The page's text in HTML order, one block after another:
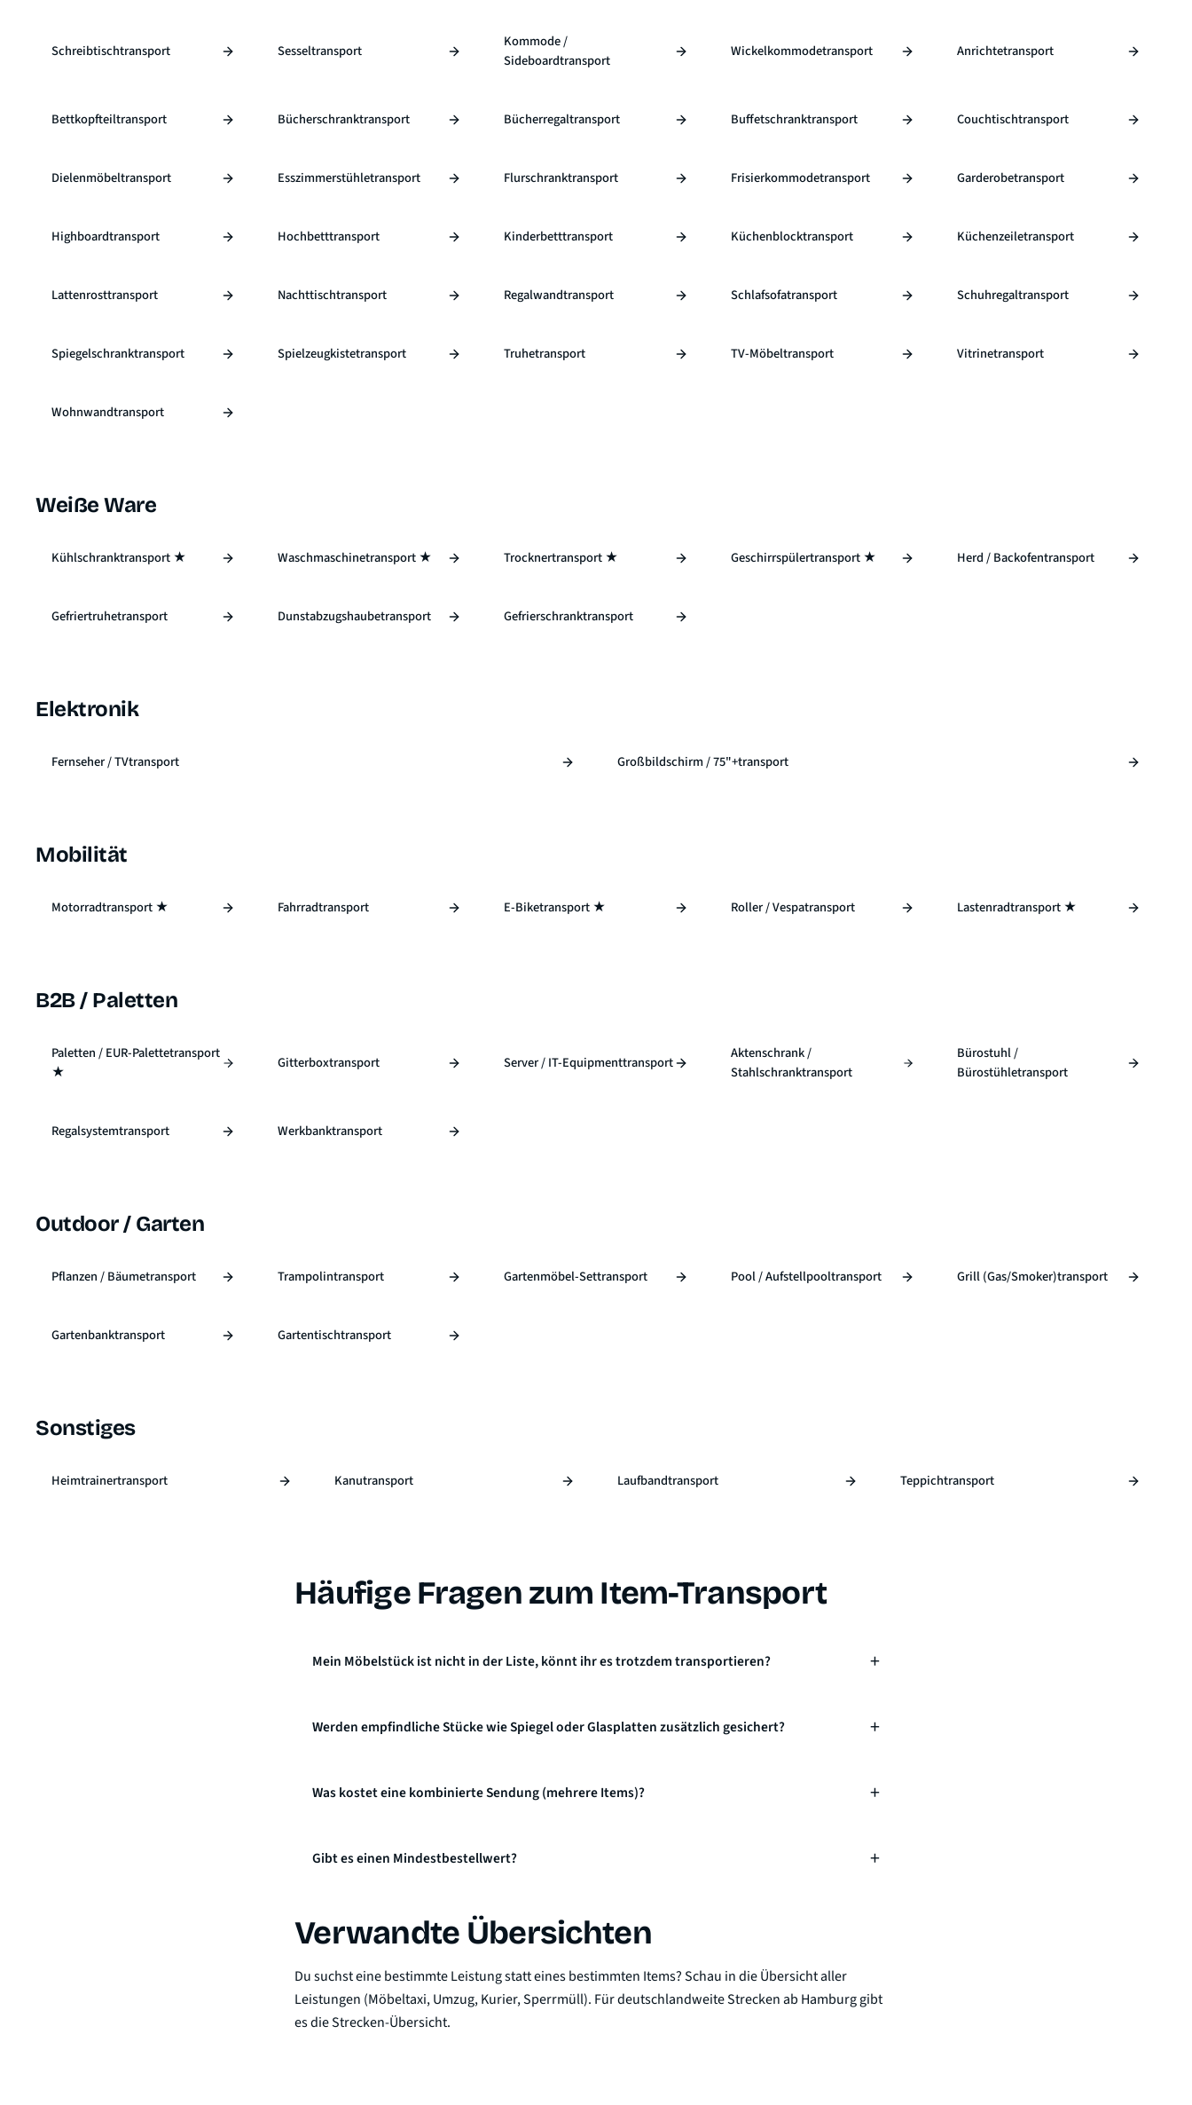
Schreibtischtransport Sesseltransport
Kommode /
Sideboardtransport
Wickelkommodetransport Anrichtetransport
Bettkopfteiltransport Bücherschranktransport Bücherregaltransport Buffetschranktransport Couchtischtransport
Dielenmöbeltransport Esszimmerstühletransport Flurschranktransport Frisierkommodetransport Garderobetransport
Highboardtransport Hochbetttransport Kinderbetttransport Küchenblocktransport Küchenzeiletransport
Lattenrosttransport Nachttischtransport Regalwandtransport Schlafsofatransport Schuhregaltransport
Spiegelschranktransport Spielzeugkistetransport Truhetransport TV-Möbeltransport Vitrinetransport
Wohnwandtransport
Weiße Ware
Kühlschranktransport ★ Waschmaschinetransport ★ Trocknertransport ★ Geschirrspülertransport ★ Herd / Backofentransport
Gefriertruhetransport Dunstabzugshaubetransport Gefrierschranktransport
Elektronik
Fernseher / TVtransport Großbildschirm / 75"+transport
Mobilität
Motorradtransport ★ Fahrradtransport E-Biketransport ★ Roller / Vespatransport Lastenradtransport ★
B2B / Paletten
Paletten / EUR-Palettetransport
★
Gitterboxtransport Server / IT-Equipmenttransport
Aktenschrank /
Stahlschranktransport
Bürostuhl /
Bürostühletransport
Regalsystemtransport Werkbanktransport
Outdoor / Garten
Pflanzen / Bäumetransport Trampolintransport Gartenmöbel-Settransport Pool / Aufstellpooltransport Grill (Gas/Smoker)transport
Gartenbanktransport Gartentischtransport
Sonstiges
Heimtrainertransport Kanutransport Laufbandtransport Teppichtransport
Häufige Fragen zum Item-Transport
Mein Möbelstück ist nicht in der Liste, könnt ihr es trotzdem transportieren?
Werden empfindliche Stücke wie Spiegel oder Glasplatten zusätzlich gesichert?
Was kostet eine kombinierte Sendung (mehrere Items)?
Gibt es einen Mindestbestellwert?
Verwandte Übersichten
Du suchst eine bestimmte Leistung statt eines bestimmten Items? Schau in dieÜbersicht aller
Leistungen (Möbeltaxi, Umzug, Kurier, Sperrmüll). Für deutschlandweite Strecken ab Hamburg gibt
es dieStrecken-Übersicht.